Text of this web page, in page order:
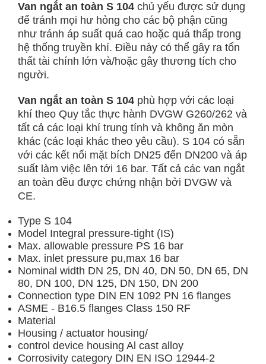
Van ngắt an toàn S 104 chủ yếu được sử dụng
để tránh mọi hư hỏng cho các bộ phận cũng
như tránh áp suất quá cao hoặc quá thấp trong
hệ thống truyền khí. Điều này có thể gây ra tổn
thất tài chính lớn và/hoặc gây thương tích cho
người.
Van ngắt an toàn S 104 phù hợp với các loại
khí theo Quy tắc thực hành DVGW G260/262 và
tất cả các loại khí trung tính và không ăn mòn
khác (các loại khác theo yêu cầu). S 104 có sẵn
với các kết nối mặt bích DN25 đến DN200 và áp
suất làm việc lên tới 16 bar. Tất cả các van ngắt
an toàn đều được chứng nhận bởi DVGW và
CE.
Type S 104
Model Integral pressure-tight (IS)
Max. allowable pressure PS 16 bar
Max. inlet pressure pu,max 16 bar
Nominal width DN 25, DN 40, DN 50, DN 65, DN
80, DN 100, DN 125, DN 150, DN 200
Connection type DIN EN 1092 PN 16 flanges
ASME - B16.5 flanges Class 150 RF
Material
Housing / actuator housing/
control device housing Al cast alloy
Corrosivity category DIN EN ISO 12944-2